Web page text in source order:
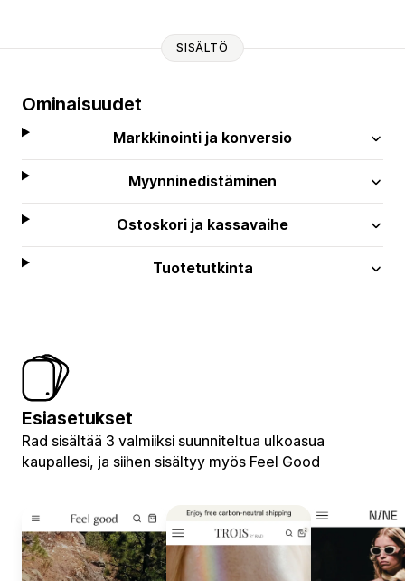
SISÄLTÖ
Ominaisuudet
Markkinointi ja konversio
Myynninedistäminen
Ostoskori ja kassavaihe
Tuotetutkinta
Esiasetukset
Rad sisältää 3 valmiiksi suunniteltua ulkoasua
kaupallesi, ja siihen sisältyy myös Feel Good